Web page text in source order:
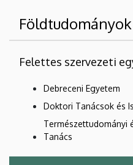
Felettes szervezeti
Debreceni Egyetem
Doktori Tanácsok és
Természettudományi
Tanács